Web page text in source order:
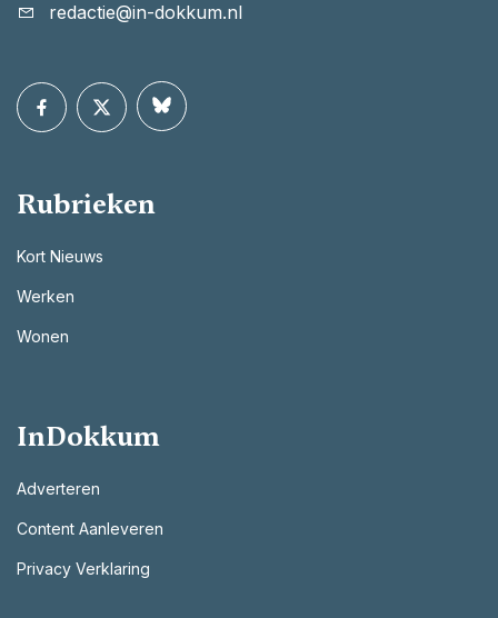
redactie@in-dokkum.nl
Rubrieken
Kort Nieuws
Werken
Wonen
InDokkum
Adverteren
Content Aanleveren
Privacy Verklaring